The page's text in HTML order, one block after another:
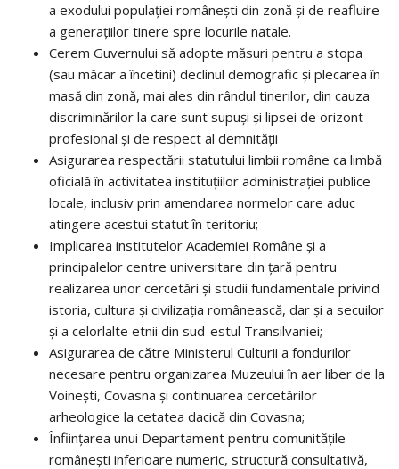
a exodului populaţiei româneşti din zonă şi de reafluire
a generaţiilor tinere spre locurile natale.
Cerem Guvernului să adopte măsuri pentru a stopa
(sau măcar a încetini) declinul demografic şi plecarea în
masă din zonă, mai ales din rândul tinerilor, din cauza
discriminărilor la care sunt supuşi şi lipsei de orizont
profesional şi de respect al demnităţii
Asigurarea respectării statutului limbii române ca limbă
oficială în activitatea instituţiilor administraţiei publice
locale, inclusiv prin amendarea normelor care aduc
atingere acestui statut în teritoriu;
Implicarea institutelor Academiei Române şi a
principalelor centre universitare din ţară pentru
realizarea unor cercetări şi studii fundamentale privind
istoria, cultura şi civilizaţia românească, dar şi a secuilor
şi a celorlalte etnii din sud-estul Transilvaniei;
Asigurarea de către Ministerul Culturii a fondurilor
necesare pentru organizarea Muzeului în aer liber de la
Voinești, Covasna și continuarea cercetărilor
arheologice la cetatea dacică din Covasna;
Înfiinţarea unui Departament pentru comunităţile
româneşti inferioare numeric, structură consultativă,